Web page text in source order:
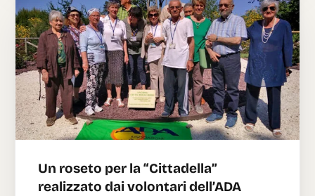
Un roseto per la “Cittadella”
realizzato dai volontari dell’ADA